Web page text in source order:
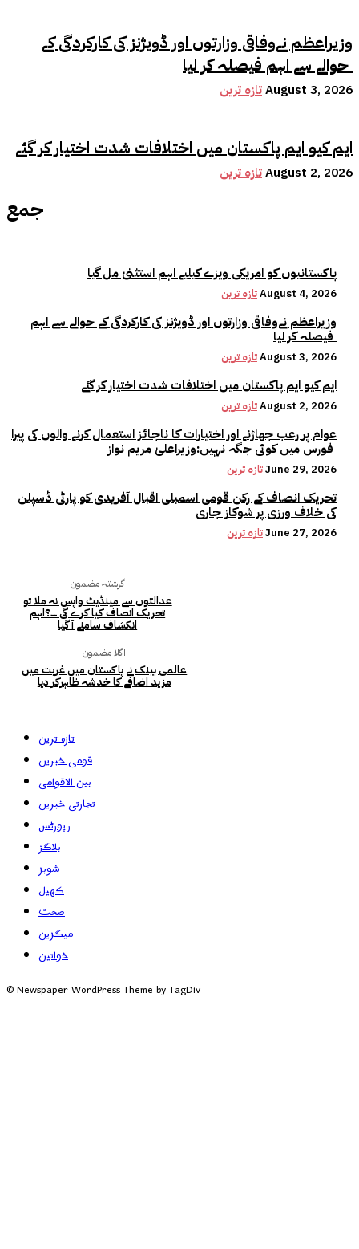
وزیراعظم نےوفاقی وزارتوں اور ڈویژنز کی کارکردگی کے
حوالے سے اہم فیصلہ کر لیا
تازہ ترینAugust 3, 2026
ایم کیو ایم پاکستان میں اختلافات شدت اختیار کر گئے
تازہ ترینAugust 2, 2026
جمع
پاکستانیوں کو امریکی ویزے کیلیے اہم استثنیٰ مل گیا
تازہ ترینAugust 4, 2026
وزیراعظم نےوفاقی وزارتوں اور ڈویژنز کی کارکردگی کے حوالے سے اہم
تازہ ترینAugust 3, 2026
ایم کیو ایم پاکستان میں اختلافات شدت اختیار کر گئے
تازہ ترینAugust 2, 2026
عوام پر رعب جھاڑنے اور اختیارات کا ناجائز استعمال کرنے والوں کی پیرا
تازہ ترینJune 29, 2026
تحریک انصاف کے رکن قومی اسمبلی اقبال آفریدی کو پارٹی ڈسپلن
کی خلاف ورزی پر شوکاز جاری
تازہ ترینJune 27, 2026
گزشتہ مضمون
عدالتوں سے مینڈیٹ واپس نہ ملا تو
تحریک انصاف کیا کرے گی ۔۔؟اہم
انکشاف سامنے آ گیا
اگلا مضمون
عالمی بینک نے پاکستان میں غربت میں
مزید اضافے کا خدشہ ظاہرکر دیا
تازہ ترین
قومی خبریں
بین الاقوامی
تجارتی خبریں
رپورٹس
بلاگز
شوبز
کھیل
صحت
میگزین
خواتین
© Newspaper WordPress Theme by TagDiv